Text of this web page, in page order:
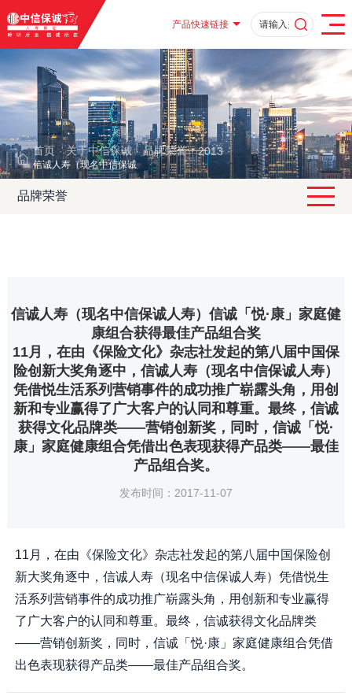
产品快速链接
首页 · 关于中信保诚 · 品牌荣誉 · 2013 ·
信诚人寿（现名中信保诚人寿）信诚「悦·康」家庭健康组合获得最佳产品组
品牌荣誉
信诚人寿（现名中信保诚人寿）信诚「悦·康」家庭健
康组合获得最佳产品组合奖
11月，在由《保险文化》杂志社发起的第八届中国保
险创新大奖角逐中，信诚人寿（现名中信保诚人寿）
凭借悦生活系列营销事件的成功推广崭露头角，用创
新和专业赢得了广大客户的认同和尊重。最终，信诚
获得文化品牌类——营销创新奖，同时，信诚「悦·
康」家庭健康组合凭借出色表现获得产品类——最佳
产品组合奖。
发布时间：2017-11-07
11月，在由《保险文化》杂志社发起的第八届中国保险创
新大奖角逐中，信诚人寿（现名中信保诚人寿）凭借悦生
活系列营销事件的成功推广崭露头角，用创新和专业赢得
了广大客户的认同和尊重。最终，信诚获得文化品牌类
——营销创新奖，同时，信诚「悦·康」家庭健康组合凭借
出色表现获得产品类——最佳产品组合奖。